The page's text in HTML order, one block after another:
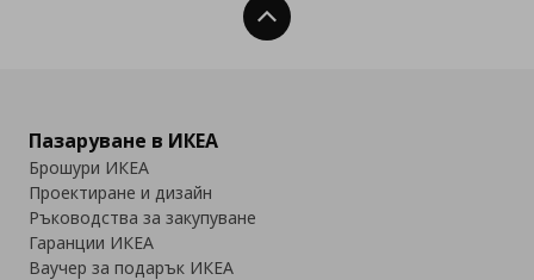
Нагоре
Пазаруване в ИКЕА
Брошури ИКЕА
Проектиране и дизайн
Ръководства за закупуване
Гаранции ИКЕА
Ваучер за подарък ИКЕА